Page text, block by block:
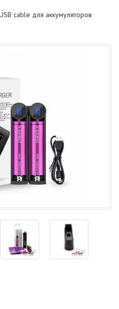
cable для аккумуляторов